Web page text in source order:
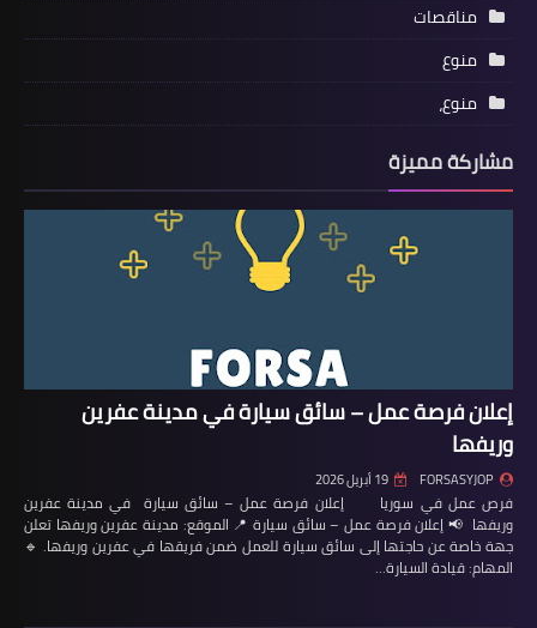
مناقصات
منوع
منوع،
مشاركة مميزة
إعلان فرصة عمل – سائق سيارة في مدينة عفرين
وريفها
FORSASYJOP 19 أبريل 2026
فرص عمل في سوريا إعلان فرصة عمل – سائق سيارة في مدينة عفرين
وريفها 📢 إعلان فرصة عمل – سائق سيارة 📍 الموقع: مدينة عفرين وريفها تعلن
جهة خاصة عن حاجتها إلى سائق سيارة للعمل ضمن فريقها في عفرين وريفها. 🔹
المهام: قيادة السيارة…